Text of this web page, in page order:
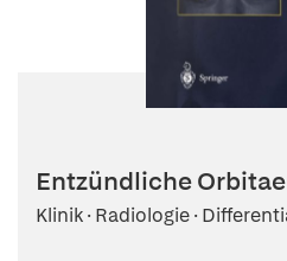
Entzündliche
Klinik · Radiologie ·